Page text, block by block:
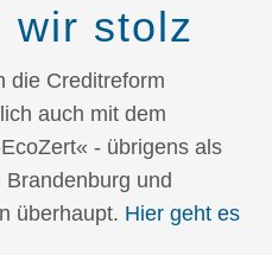
wir stolz
die Creditreform
auch mit dem
- übrigens als
und
überhaupt. Hier geht es